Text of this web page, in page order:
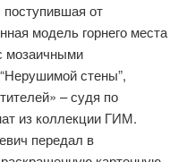
от
модель горнего места
мозаичными
стены”,
– судя по
из коллекции ГИМ.
передал в